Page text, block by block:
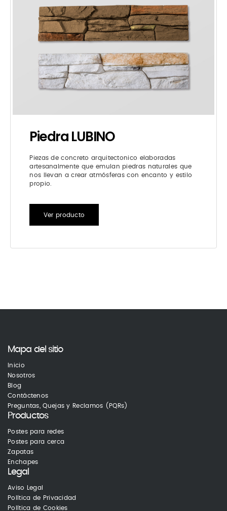
Piedra LUBINO
Piezas de concreto arquitectonico elaboradas
artesanalmente que emulan piedras naturales que
nos llevan a crear atmósferas con encanto y estilo
propio.
Ver producto
Mapa del sitio
Inicio
Nosotros
Blog
Contáctenos
Preguntas, Quejas y Reclamos (PQRs)
Productos
Postes para redes
Postes para cerca
Zapatas
Enchapes
Legal
Aviso Legal
Política de Privacidad
Política de Cookies